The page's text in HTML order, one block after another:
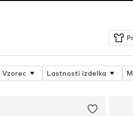
Vzorec Lastnosti izdelka